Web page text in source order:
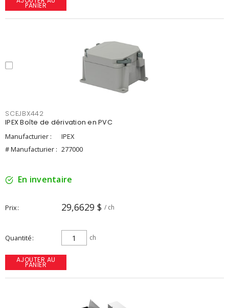
PANIER
SCEJBX442
IPEX Boîte de dérivation en PVC
Manufacturier :
IPEX
# Manufacturier : 277000
En inventaire
Prix 29,6629 $ / ch
Quantité ch
AJOUTER AU
PANIER